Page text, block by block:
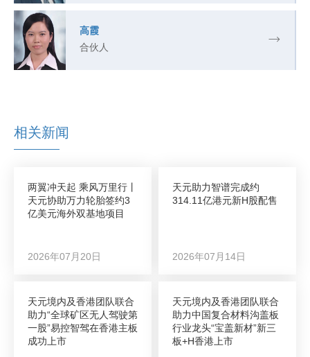
高霞
合伙人
相关新闻
两翼冲天起 乘风万里行丨
天元协助万力轮胎签约3
亿美元海外双基地项目
2026年07月20日
天元助力智谱完成约
314.11亿港元新H股配售
2026年07月14日
天元境内及香港团队联合
助力“全球矿区无人驾驶第
一股”易控智驾在香港主板
成功上市
天元境内及香港团队联合
助力中国复合材料沟盖板
行业龙头“宝盖新材”新三
板+H香港上市